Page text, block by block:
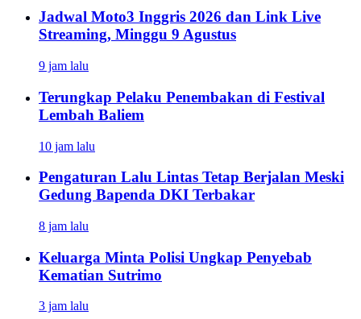
Jadwal Moto3 Inggris 2026 dan Link Live
Streaming, Minggu 9 Agustus
9 jam lalu
Terungkap Pelaku Penembakan di Festival
Lembah Baliem
10 jam lalu
Pengaturan Lalu Lintas Tetap Berjalan Meski
Gedung Bapenda DKI Terbakar
8 jam lalu
Keluarga Minta Polisi Ungkap Penyebab
Kematian Sutrimo
3 jam lalu